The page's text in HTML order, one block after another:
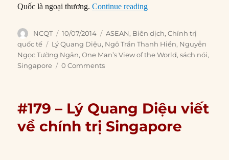
Quốc là ngoại thương.Continue reading“#183 – Lý Quang Diệu
Author
NCQT
Posted
on
10/07/2014 Categories
ASEAN, Biên dịch,Chính trị
quốc tế
Tags
Lý Quang Diệu, Ngô Trần Thanh Hiền, Nguyễn
Ngọc Tường Ngân,One Man’s View of the World,sách nói,
Singapore
0 Comments
#179 – Lý Quang Diệu viết
về chính trị Singapore